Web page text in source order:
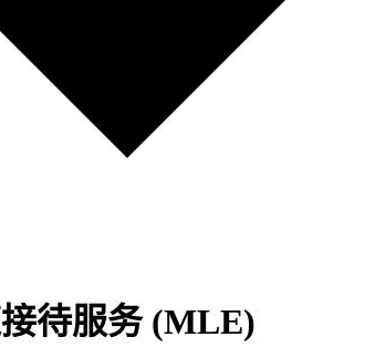
待服务 (MLE)